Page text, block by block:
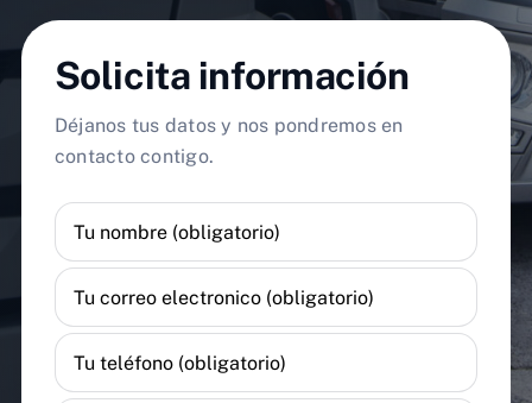
Solicita información
Déjanos tus datos y nos pondremos en
contacto contigo.